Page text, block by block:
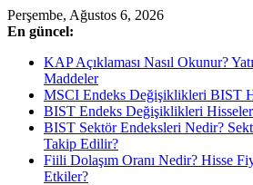
Skip
to
Perşembe, Ağustos 6, 2026
En güncel:
KAP Açıklaması Nasıl Okunur?
Maddeler
MSCI Endeks Değişiklikleri BIST
BIST Endeks Değişiklikleri
BIST Sektör Endeksleri Nedir?
Takip Edilir?
Fiili Dolaşım Oranı Nedir? Hisse
Etkiler?